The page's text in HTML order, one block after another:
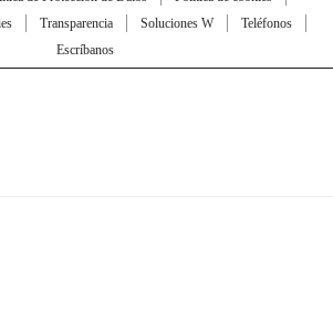
Transparencia Soluciones W
Teléfonos
Escríbanos